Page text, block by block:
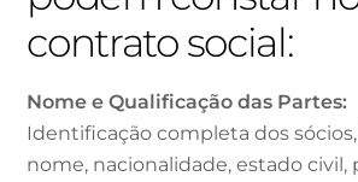
contrato social:
Nome e Qualificação das Partes:
Identificação completa dos
nome, nacionalidade, estado civil,